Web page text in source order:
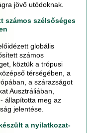
jövő utódoknak.
számos szélsőséges
globális
számos
köztük a trópusi
térségében, a
a szárazságot
Ausztráliában,
állapította meg az
jelentése.
a nyilatkozat-